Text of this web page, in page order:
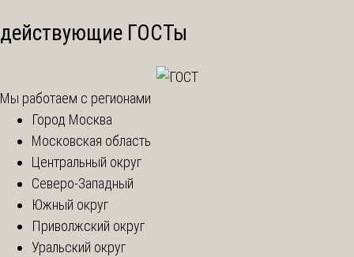
действующие ГОСТы
Мы работаем с регионами
Город Москва
Московская область
Центральный округ
Северо-Западный
Южный округ
Приволжский округ
Уральский округ